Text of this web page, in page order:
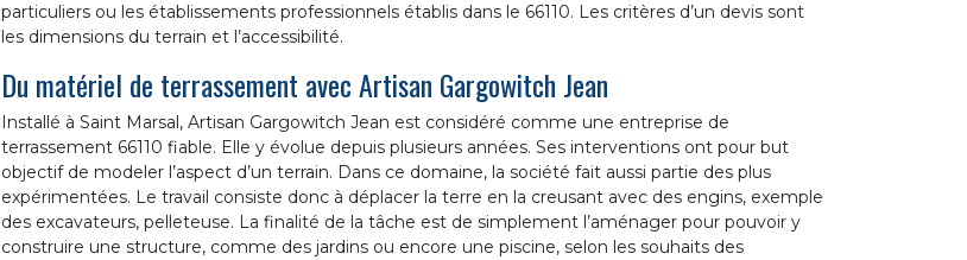
particuliers ou les établissements professionnels établis dans le 66110. Les critères d’un devis sont
les dimensions du terrain et l’accessibilité.
Du matériel de terrassement avec Artisan Gargowitch Jean
Installé à Saint Marsal, Artisan Gargowitch Jean est considéré comme une entreprise de
terrassement 66110 fiable. Elle y évolue depuis plusieurs années. Ses interventions ont pour but
objectif de modeler l’aspect d’un terrain. Dans ce domaine, la société fait aussi partie des plus
expérimentées. Le travail consiste donc à déplacer la terre en la creusant avec des engins, exemple
des excavateurs, pelleteuse. La finalité de la tâche est de simplement l’aménager pour pouvoir y
construire une structure, comme des jardins ou encore une piscine, selon les souhaits des